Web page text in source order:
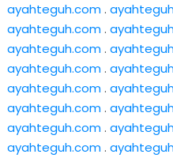
ayahteguh.com.
ayahteguh.com.
ayahteguh.com.
ayahteguh.com.
ayahteguh.com.
ayahteguh.com.
ayahteguh.com.
ayahteguh.com.